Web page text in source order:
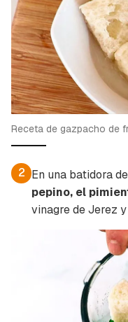
de iniciar sesión
INICIAR SESIÓN
Receta de gazpacho de
2 En una batidora
pepino, el
vinagre de Jerez
ACEPTAR